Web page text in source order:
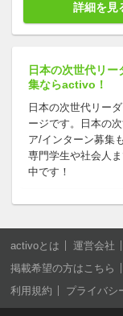
詳細を見
日本の次世代リ
集ならactivo！
日本の次世代リー
ージです。日本の
ア/インターン募集
専門学生や社会人
中です！
activoとは 運営会社
掲載希望の方はこちら
利用規約
プライバシ